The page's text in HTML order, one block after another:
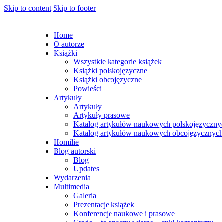
Skip to content Skip to footer
Home
O autorze
Książki
Wszystkie kategorie książek
Książki polskojęzyczne
Książki obcojęzyczne
Powieści
Artykuły
Artykuły
Artykuły prasowe
Katalog artykułów naukowych
Katalog artykułów naukowych
Homilie
Blog autorski
Blog
Updates
Wydarzenia
Multimedia
Galeria
Prezentacje książek
Konferencje naukowe i prasowe